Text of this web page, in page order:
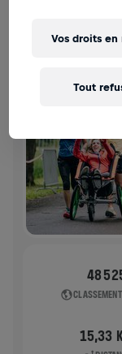
HISTOIRE
WINGS FOR LIFE
48
15,33
Vos droits
Tout